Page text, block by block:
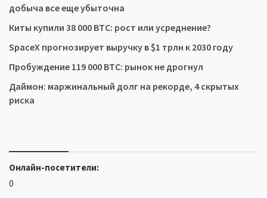
добыча все еще убыточна
Киты купили 38 000 BTC: рост или усреднение?
SpaceX прогнозирует выручку в $1 трлн к 2030 году
Пробуждение 119 000 BTC: рынок не дрогнул
Даймон: маржинальный долг на рекорде, 4 скрытых
риска
Онлайн-посетители:
0